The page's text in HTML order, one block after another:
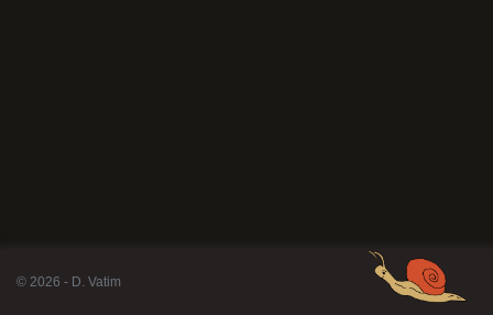
© 2026 - D. Vatim